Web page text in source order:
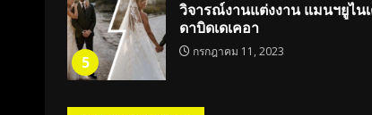
5
วิจารณ์งานแต่งงาน แมนฯยูไน
ดาบิดเดเคอา
กรกฎาคม 11, 2023